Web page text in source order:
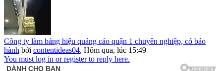
Công ty làm bảng hiệu quảng cáo quận 1 chuyên nghiệp, có bảo
hành bởi contentideas04, Hôm qua, lúc 15:49
You must log in or register to reply here.